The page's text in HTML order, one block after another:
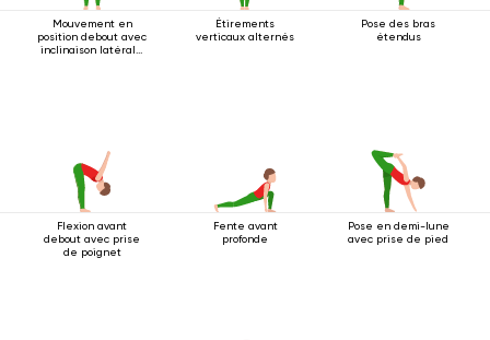
Mouvement en
position debout avec
inclinaison latérale
Étirements
verticaux alternés
Pose des bras
étendus
Flexion avant
debout avec prise
de poignet
Fente avant
profonde
Pose en demi-lune
avec prise de pied